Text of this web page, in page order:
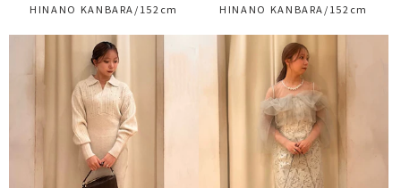
HINANO KANBARA/152cm HINANO KANBARA/152cm